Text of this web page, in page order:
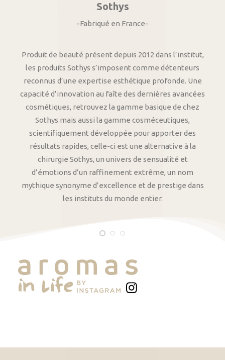
Sothys
-Fabriqué en France-
Produit de beauté présent depuis 2012 dans l’institut,
les produits Sothys s’imposent comme détenteurs
reconnus d’une expertise esthétique profonde. Une
capacité d’innovation au faîte des dernières avancées
cosmétiques, retrouvez la gamme basique de chez
Sothys mais aussi la gamme cosméceutiques,
scientifiquement développée pour apporter des
résultats rapides, celle-ci est une alternative à la
chirurgie Sothys, un univers de sensualité et
d’émotions d’un raffinement extrême, un nom
mythique synonyme d’excellence et de prestige dans
les instituts du monde entier.